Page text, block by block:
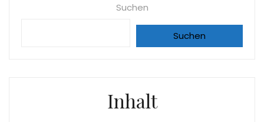
Suchen
Suchen
Inhalt